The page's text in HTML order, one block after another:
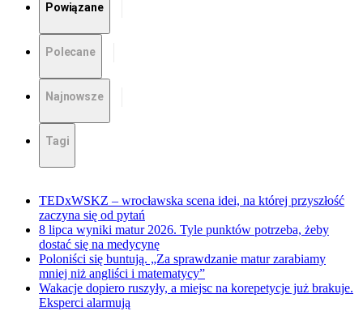
Powiązane
Polecane
Najnowsze
Tagi
TEDxWSKZ – wrocławska scena idei, na której przyszłość
zaczyna się od pytań
8 lipca wyniki matur 2026. Tyle punktów potrzeba, żeby
dostać się na medycynę
Poloniści się buntują. „Za sprawdzanie matur zarabiamy
mniej niż angliści i matematycy”
Wakacje dopiero ruszyły, a miejsc na korepetycje już brakuje.
Eksperci alarmują